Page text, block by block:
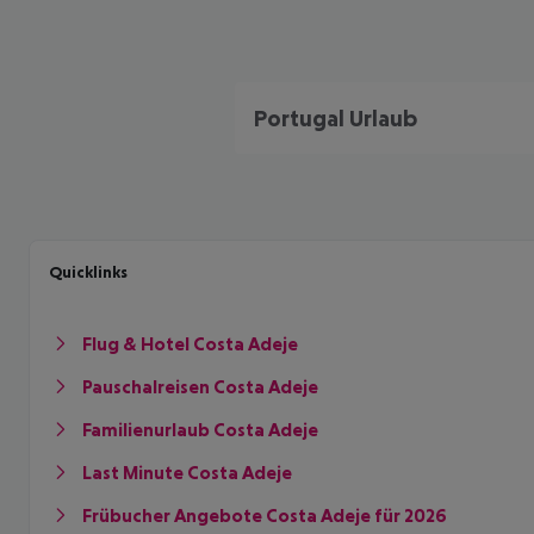
Portugal Urlaub
Quicklinks
Flug & Hotel Costa Adeje
Pauschalreisen Costa Adeje
Familienurlaub Costa Adeje
Last Minute Costa Adeje
Frübucher Angebote Costa Adeje für 2026